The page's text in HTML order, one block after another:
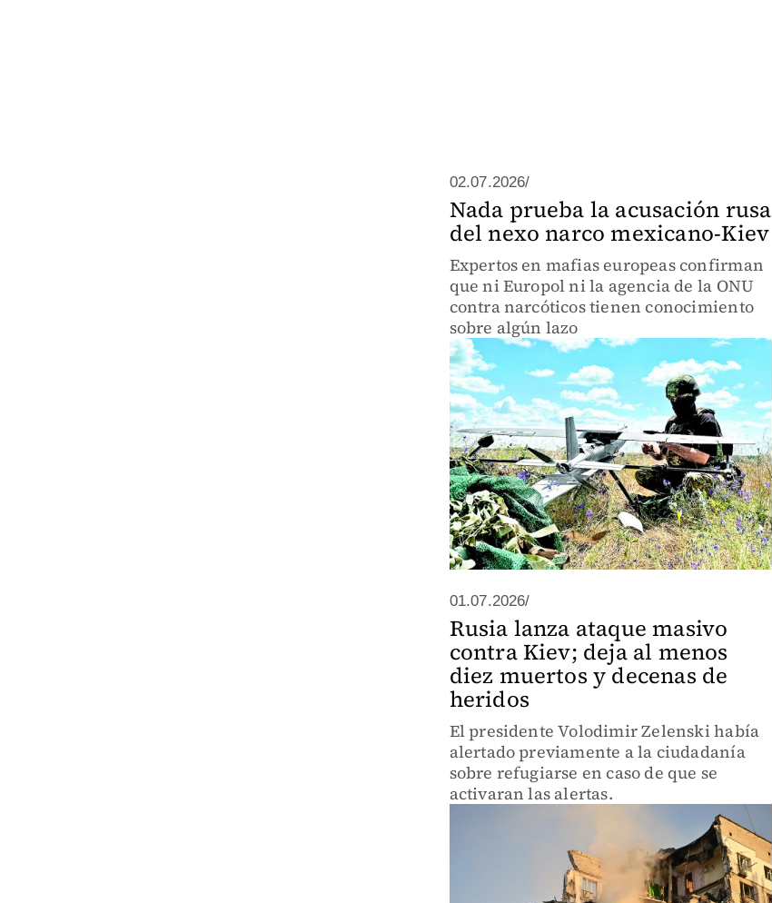
02.07.2026/
Nada prueba la acusación rusa
del nexo narco mexicano-Kiev
Expertos en mafias europeas confirman
que ni Europol ni la agencia de la ONU
contra narcóticos tienen conocimiento
sobre algún lazo
01.07.2026/
Rusia lanza ataque masivo
contra Kiev; deja al menos
diez muertos y decenas de
heridos
El presidente Volodimir Zelenski había
alertado previamente a la ciudadanía
sobre refugiarse en caso de que se
activaran las alertas.